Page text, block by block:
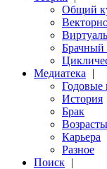
Общий
Брачный
Медиатека
|
Годовые
История
Брак
Возрасты
Карьера
Разное
Поиск |